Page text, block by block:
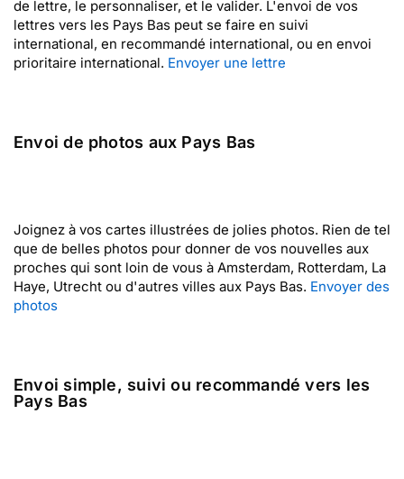
de lettre, le personnaliser, et le valider. L'envoi de vos
lettres vers les Pays Bas peut se faire en suivi
international, en recommandé international, ou en envoi
prioritaire international. Envoyer une lettre
Envoi de photos aux Pays Bas
Joignez à vos cartes illustrées de jolies photos. Rien de tel
que de belles photos pour donner de vos nouvelles aux
proches qui sont loin de vous à Amsterdam, Rotterdam, La
Haye, Utrecht ou d'autres villes aux Pays Bas. Envoyer des
photos
Envoi simple, suivi ou recommandé vers les
Pays Bas